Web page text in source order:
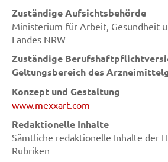
Zuständige Aufsichtsbehörde
Ministerium für Arbeit, Gesundheit
Landes NRW
Zuständige
Geltungsbereich des
Konzept und Gestaltung
www.mexxart.com
Redaktionelle Inhalte
Sämtliche redaktionelle Inhalte der
Rubriken